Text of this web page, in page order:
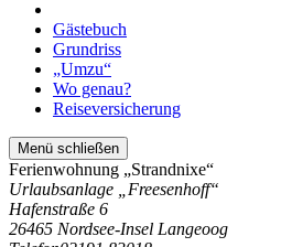
Gästebuch
Grundriss
„Umzu“
Wo genau?
Reiseversicherung
Menü schließen
Ferienwohnung „Strandnixe“
Urlaubsanlage „Freesenhoff“
Hafenstraße 6
26465 Nordsee-Insel Langeoog